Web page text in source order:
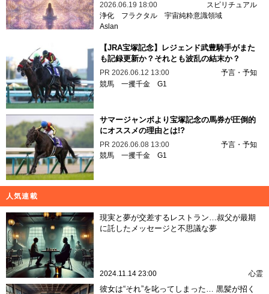
2026.06.19 18:00
スピリチュアル
浄化
フラクタル 宇宙純粋意識領域
Aslan
【JRA宝塚記念】レジェンド武豊騎手がまた
も記録更新か？それとも波乱の結末か？
PR 2026.06.12 13:00
予言・予知
競馬 一攫千金 G1
サマージャンボより宝塚記念の馬券が圧倒的
にオススメの理由とは!?
PR 2026.06.08 13:00
予言・予知
競馬 一攫千金 G1
人気連載
現実と夢が交差するレストラン…叔父が最期
に託したメッセージと不思議な夢
2024.11.14 23:00 心霊
彼女は“それ”を叱ってしまった… 黒髪が招く